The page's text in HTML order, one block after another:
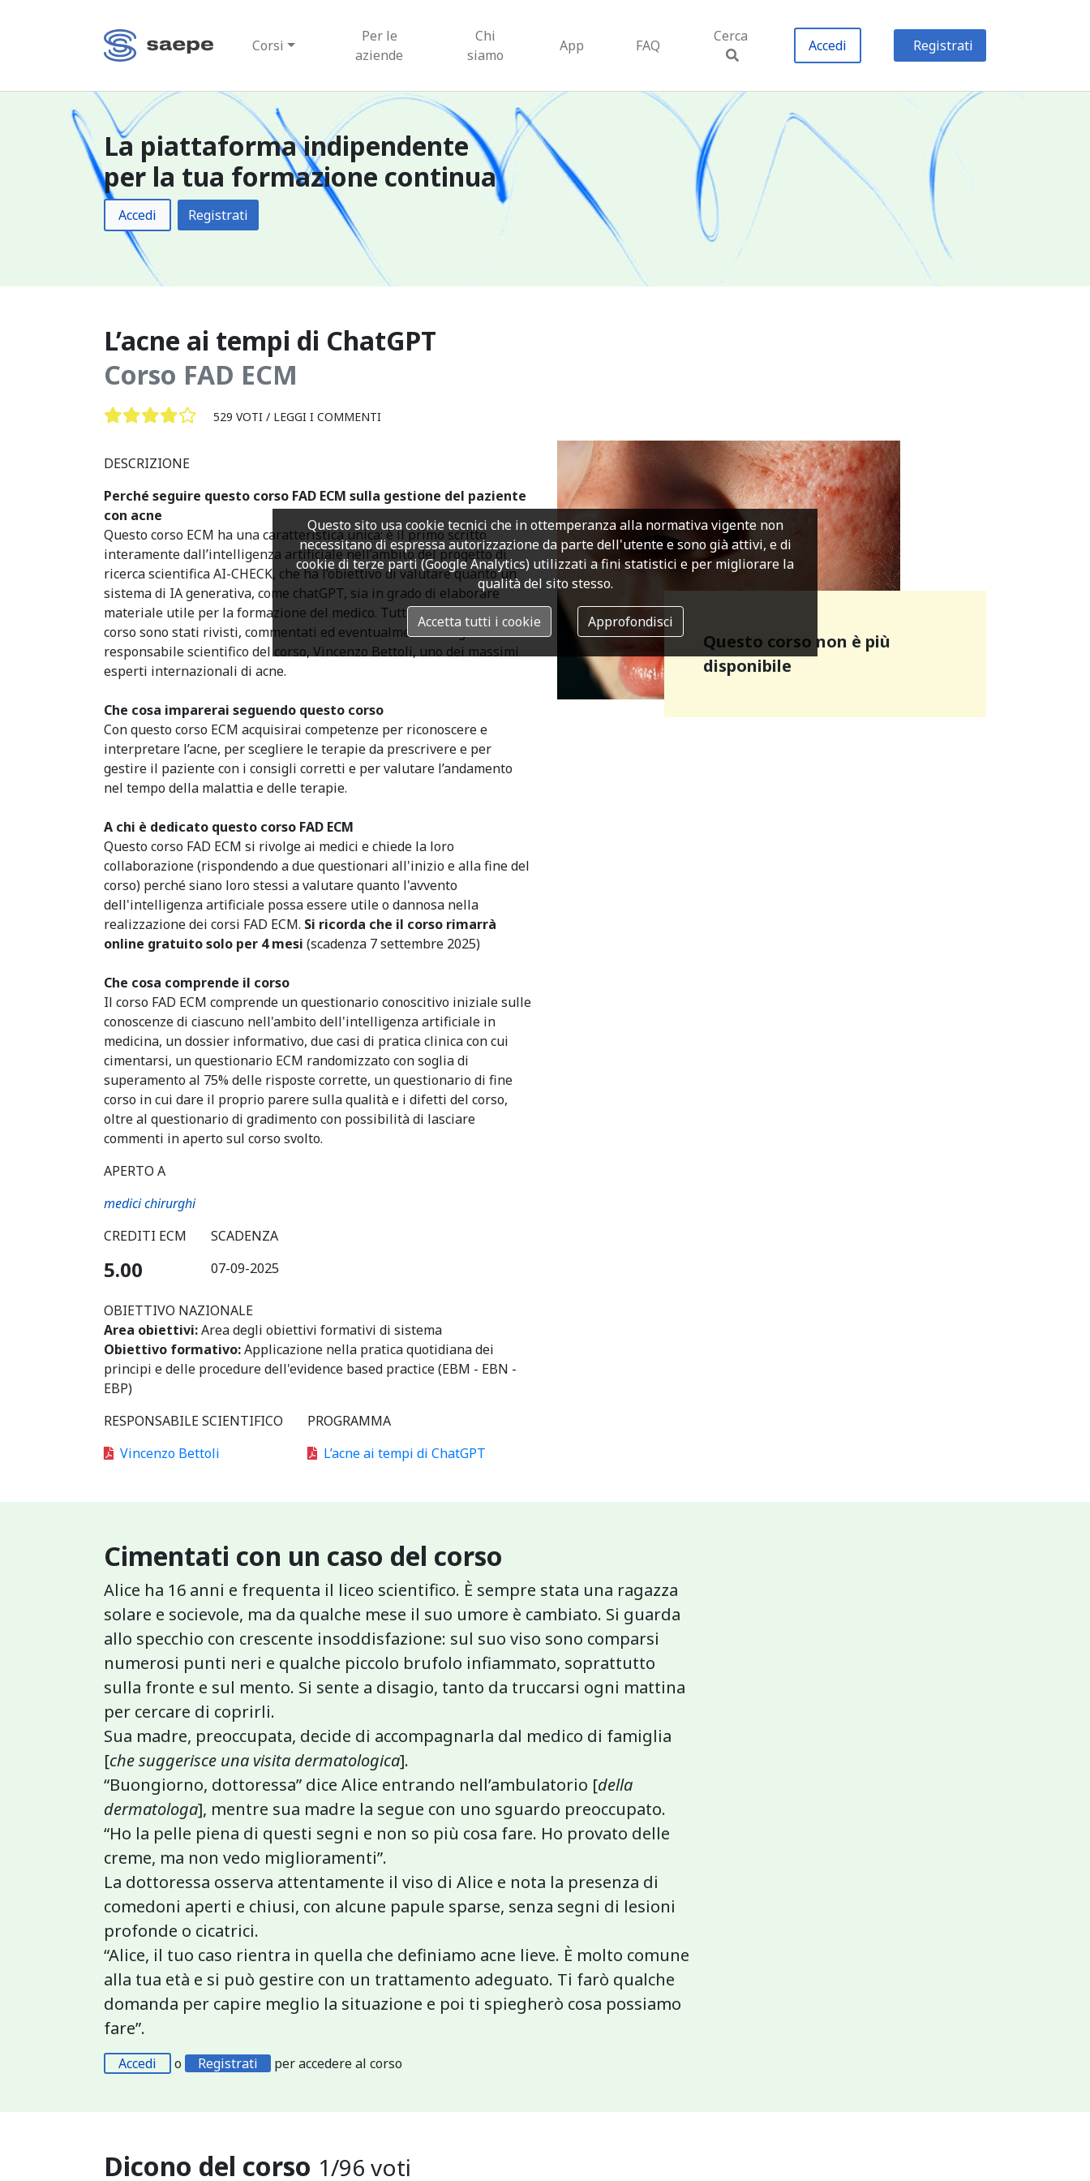
Corsi
Per le
aziende
Chi
siamo
App FAQ
Cerca
Accedi Registrati
La piattaforma indipendente
per la tua formazione continua
Accedi Registrati
L’acne ai tempi di ChatGPT
Corso FAD ECM
529 VOTI / LEGGI I COMMENTI
DESCRIZIONE
Perché seguire questo corso FAD ECM sulla gestione del paziente
con acne
Questo corso ECM ha una caratteristica unica: è il primo scritto
interamente dall’intelligenza artificiale nell’ambito del progetto di
ricerca scientifica AI-CHECK, che ha l’obiettivo di valutare quanto un
sistema di IA generativa, come chatGPT, sia in grado di elaborare
materiale utile per la formazione del medico. Tutti i materiali del
corso sono stati rivisti, commentati ed eventualmente integrati dal
responsabile scientifico del corso, Vincenzo Bettoli, uno dei massimi
esperti internazionali di acne.
Che cosa imparerai seguendo questo corso
Con questo corso ECM acquisirai competenze per riconoscere e
interpretare l’acne, per scegliere le terapie da prescrivere e per
gestire il paziente con i consigli corretti e per valutare l’andamento
nel tempo della malattia e delle terapie.
A chi è dedicato questo corso FAD ECM
Questo corso FAD ECM si rivolge ai medici e chiede la loro
collaborazione (rispondendo a due questionari all'inizio e alla fine del
corso) perché siano loro stessi a valutare quanto l'avvento
dell'intelligenza artificiale possa essere utile o dannosa nella
realizzazione dei corsi FAD ECM. Si ricorda che il corso rimarrà
online gratuito solo per 4 mesi (scadenza 7 settembre 2025)
Che cosa comprende il corso
Il corso FAD ECM comprende un questionario conoscitivo iniziale sulle
conoscenze di ciascuno nell'ambito dell'intelligenza artificiale in
medicina, un dossier informativo, due casi di pratica clinica con cui
cimentarsi, un questionario ECM randomizzato con soglia di
superamento al 75% delle risposte corrette, un questionario di fine
corso in cui dare il proprio parere sulla qualità e i difetti del corso,
oltre al questionario di gradimento con possibilità di lasciare
commenti in aperto sul corso svolto.
APERTO A
medici chirurghi
CREDITI ECM
5.00
SCADENZA
07-09-2025
OBIETTIVO NAZIONALE
Area obiettivi:Area degli obiettivi formativi di sistema
Obiettivo formativo:Applicazione nella pratica quotidiana dei
principi e delle procedure dell'evidence based practice (EBM - EBN -
EBP)
RESPONSABILE SCIENTIFICO
Vincenzo Bettoli
PROGRAMMA
L’acne ai tempi di ChatGPT
Questo corso non è più
disponibile
Cimentati con un caso del corso
Alice ha 16 anni e frequenta il liceo scientifico. È sempre stata una ragazza
solare e socievole, ma da qualche mese il suo umore è cambiato. Si guarda
allo specchio con crescente insoddisfazione: sul suo viso sono comparsi
numerosi punti neri e qualche piccolo brufolo infiammato, soprattutto
sulla fronte e sul mento. Si sente a disagio, tanto da truccarsi ogni mattina
per cercare di coprirli.
Sua madre, preoccupata, decide di accompagnarla dal medico di famiglia
[che suggerisce una visita dermatologica].
“Buongiorno, dottoressa” dice Alice entrando nell’ambulatorio [della
dermatologa], mentre sua madre la segue con uno sguardo preoccupato.
“Ho la pelle piena di questi segni e non so più cosa fare. Ho provato delle
creme, ma non vedo miglioramenti”.
La dottoressa osserva attentamente il viso di Alice e nota la presenza di
comedoni aperti e chiusi, con alcune papule sparse, senza segni di lesioni
profonde o cicatrici.
“Alice, il tuo caso rientra in quella che definiamo acne lieve. È molto comune
alla tua età e si può gestire con un trattamento adeguato. Ti farò qualche
domanda per capire meglio la situazione e poi ti spiegherò cosa possiamo
fare”.
Accedi o Registrati per accedere al corso
Dicono del corso 1/96 voti
Questo sito usa cookie tecnici che in ottemperanza alla normativa vigente non
necessitano di espressa autorizzazione da parte dell'utente e sono già attivi, e di
cookie di terze parti (Google Analytics) utilizzati a fini statistici e per migliorare la
qualità del sito stesso.
Accetta tutti i cookie Approfondisci